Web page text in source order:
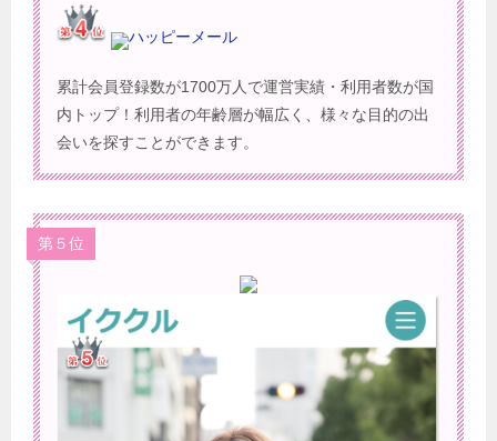
ハッピーメール
累計会員登録数が1700万人で運営実績・利用者数が国
内トップ！利用者の年齢層が幅広く、様々な目的の出
会いを探すことができます。
第５位